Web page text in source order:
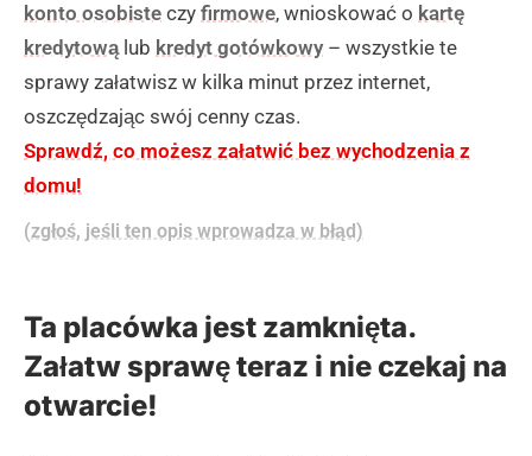
konto osobiste czy firmowe, wnioskować o kartę
kredytowąlub kredyt gotówkowy– wszystkie te
sprawy załatwisz w kilka minut przez internet,
oszczędzając swój cenny czas.
Sprawdź, co możesz załatwić bez wychodzenia z
domu!
(zgłoś, jeśli ten opis wprowadza w błąd)
Ta placówka jest zamknięta.
Załatw sprawę teraz i nie czekaj na
otwarcie!